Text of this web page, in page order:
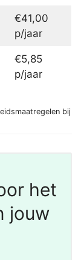
€41,00
p/jaar
€5,85
p/jaar
bij
het
jouw